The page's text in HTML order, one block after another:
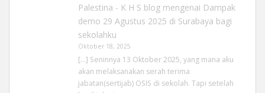
Palestina - K H S blogmengenai Dampak
demo 29 Agustus 2025 di Surabaya bagi
sekolahku
Oktober 18, 2025
[…] Seninnya 13 Oktober 2025, yang mana aku
akan melaksanakan serah terima
jabatan(sertijab) OSIS di sekolah. Tapi setelah